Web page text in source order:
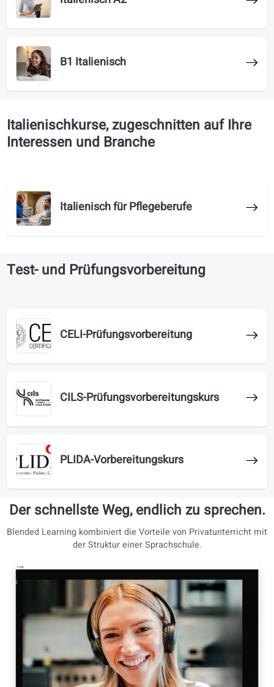
Italienisch A1
Interessen und Branche
Italienisch für Pflegeberufe
Test- und Prüfungsvorbereitung
CILS-Prüfungsvorbereitungskurs
PLIDA-Vorbereitungskurs
Der schnellste Weg, endlich zu